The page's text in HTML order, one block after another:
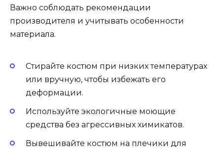
Важно соблюдать рекомендации
производителя и учитывать особенности
материала.
Стирайте костюм при низких температурах
или вручную, чтобы избежать его
деформации.
Используйте экологичные моющие
средства без агрессивных химикатов.
Вывешивайте костюм на плечики для